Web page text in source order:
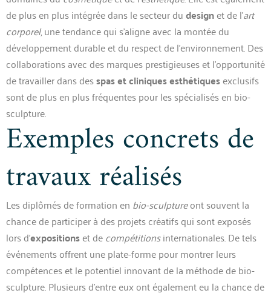
de plus en plus intégrée dans le secteur dudesignet de l’art
corporel, une tendance qui s’aligne avec la montée du
développement durable et du respect de l’environnement. Des
collaborations avec des marques prestigieuses et l’opportunité
de travailler dans desspas et cliniques esthétiquesexclusifs
sont de plus en plus fréquentes pour les spécialisés en bio-
sculpture.
Exemples concrets de
travaux réalisés
Les diplômés de formation en bio-sculptureont souvent la
chance de participer à des projets créatifs qui sont exposés
lors d’expositionset decompétitionsinternationales. De tels
événements offrent une plate-forme pour montrer leurs
compétences et le potentiel innovant de la méthode de bio-
sculpture. Plusieurs d’entre eux ont également eu la chance de